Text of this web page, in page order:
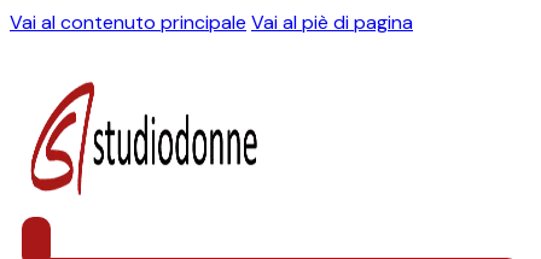
Vai al contenuto principale Vai al piè di pagina